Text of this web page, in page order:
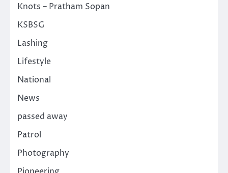
Knots – Pratham Sopan
KSBSG
Lashing
Lifestyle
National
News
passed away
Patrol
Photography